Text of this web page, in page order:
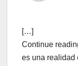
[…]
Continue
es una realidad